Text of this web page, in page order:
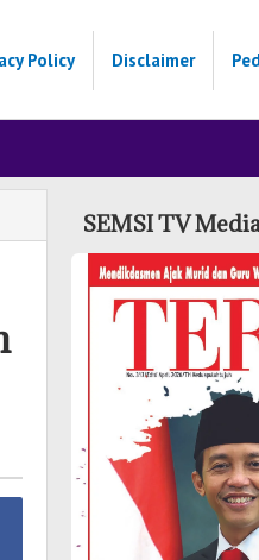
Policy Disclaimer
SEMSI TV